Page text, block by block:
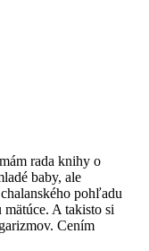
rada knihy o
baby, ale
pohľadu
A takisto si
Cením